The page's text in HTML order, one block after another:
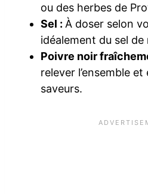
ou des herbes de
Sel : À doser selon
idéalement du sel
Poivre noir
relever l’ensemble
saveurs.